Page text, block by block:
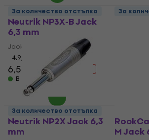
Neutrik NP3X-B Jack
6,3 mm
Jack 6,3 mm
4,9
6,59 € 8,89 €
- 26 %
В наличност
За количество отстъпка
Neutrik NP2X Jack 6,3
mm
За
M Jack
За количество отстъпка